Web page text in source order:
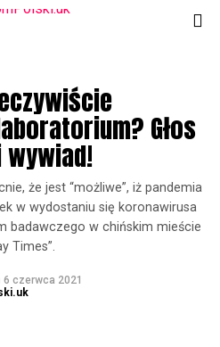
Głos
że jest “możliwe”, iż pandemia
w wydostaniu się koronawirusa
badawczego w chińskim mieście
Times”.
6 czerwca 2021